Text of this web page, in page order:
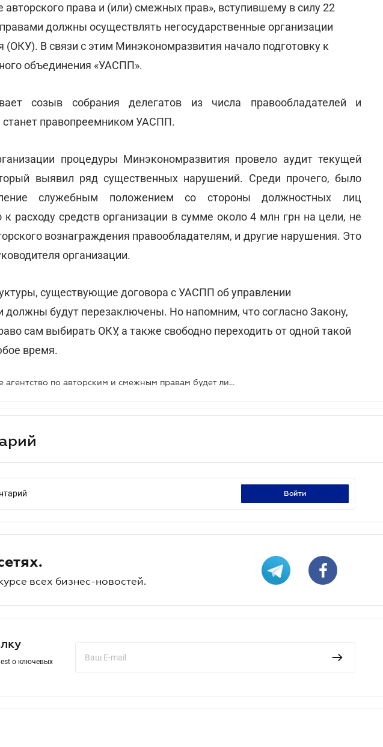
авторского права и (или) смежных прав», вступившему в силу 22
должны осуществлять негосударственные организации
(ОКУ). В связи с этим Минэкономразвития начало подготовку к
объединения «УАСПП».
созыв собрания делегатов из числа правообладателей и
станет правопреемником УАСПП.
процедуры Минэкономразвития провело аудит текущей
выявил ряд существенных нарушений. Среди прочего, было
служебным положением со стороны должностных лиц
к расходу средств организации в сумме около 4 млн грн на цели, не
вознаграждения правообладателям, и другие нарушения. Это
организации.
существующие договора с УАСПП об управлении
будут перезаключены. Но напомним, что согласно Закону,
сам выбирать ОКУ, а также свободно переходить от одной такой
время.
Украинское агентство по авторским и смежным правам будет ликвидировано
войти
всех бизнес-новостей.
о ключевых